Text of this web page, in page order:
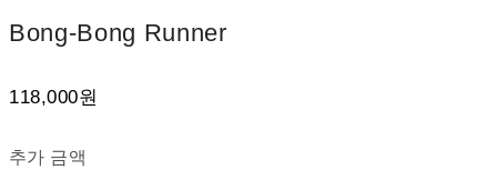
Bong-Bong Runner
118,000원
추가 금액